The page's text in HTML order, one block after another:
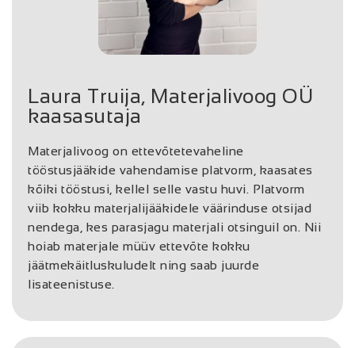
Laura Truija, Materjalivoog OÜ
kaasasutaja
Materjalivoog on ettevõtetevaheline
tööstusjääkide vahendamise platvorm, kaasates
kõiki tööstusi, kellel selle vastu huvi. Platvorm
viib kokku materjalijääkidele väärinduse otsijad
nendega, kes parasjagu materjali otsinguil on. Nii
hoiab materjale müüv ettevõte kokku
jäätmekäitluskuludelt ning saab juurde
lisateenistuse.